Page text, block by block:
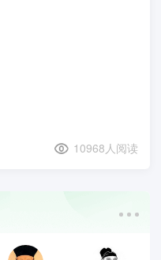
10968人阅读